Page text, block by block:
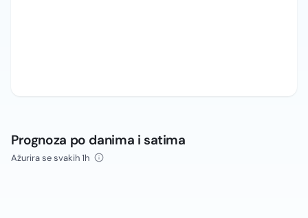
Prognoza po danima i satima
Ažurira se svakih 1h